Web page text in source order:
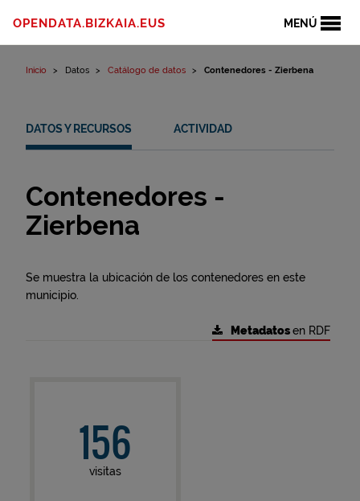
MENÚ
OPENDATA.BIZKAIA.EUS
Inicio Datos Catálogo de datos Contenedores - Zierbena
DATOS Y RECURSOS ACTIVIDAD
Contenedores -
Zierbena
Se muestra la ubicación de los contenedores en este
municipio.
Metadatosen RDF
156
visitas